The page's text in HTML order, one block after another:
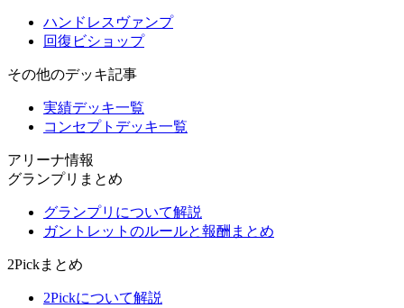
ハンドレスヴァンプ
回復ビショップ
その他のデッキ記事
実績デッキ一覧
コンセプトデッキ一覧
アリーナ情報
グランプリまとめ
グランプリについて解説
ガントレットのルールと報酬まとめ
2Pickまとめ
2Pickについて解説